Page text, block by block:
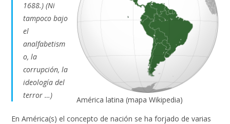
América latina (mapa Wikipedia)
1688.) (Ni
tampoco bajo
el
analfabetism
o, la
corrupción, la
ideología del
terror …)
En América(s) el concepto de nación se ha forjado de varias